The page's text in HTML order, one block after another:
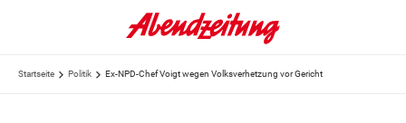
Startseite Politik Ex-NPD-Chef Voigt wegen Volksverhetzung vor Gericht